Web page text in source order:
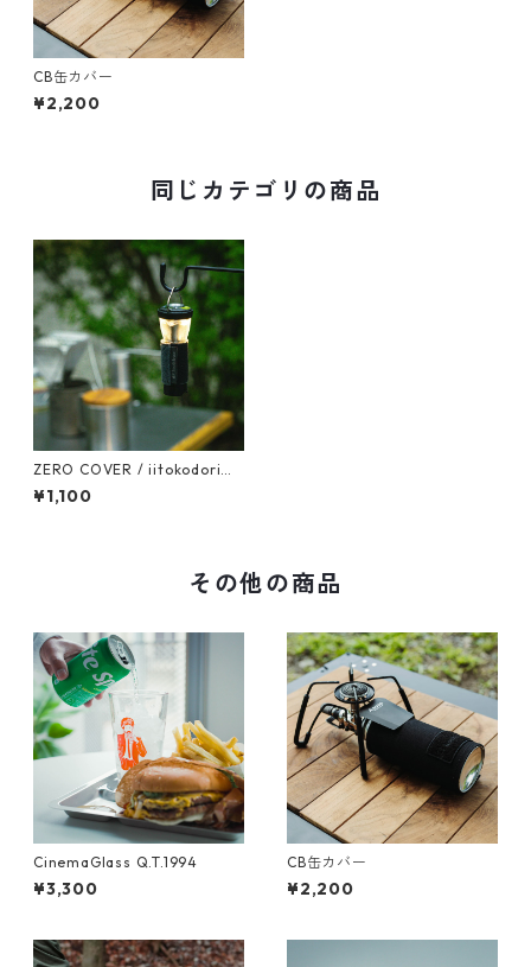
CB缶カバー
¥2,200
同じカテゴリの商品
ZERO COVER / iitokodori
（イイトコドリ）
¥1,100
その他の商品
CinemaGlass Q.T.1994
¥3,300
CB缶カバー
¥2,200